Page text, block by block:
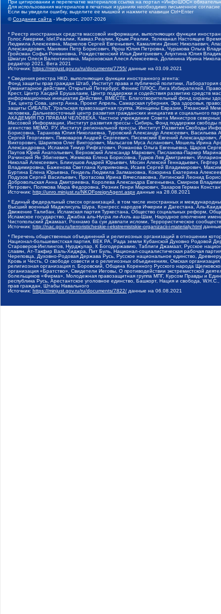
При цитировании и перепечатке материалов ссылка на портал «ИнфоШОС»
Для использования материалов в печатных изданиях необходимо письменное
Если вы увидели ошибку, выделите ее мышкой и нажмите клавиши Ctrl+Enter
©Создание сайта - Инфорос, 2007-2026
* Реестр иностранных средств массовой информации, выполняющих функции
Голос Америки, Idel.Реалии, Кавказ.Реалии, Крым.Реалии, Телеканал Настоящее
Людмила Алексеевна, Маркелов Сергей Евгеньевич, Камалягин Денис Николаевич,
Александрович, Маняхин Петр Борисович, Ярош Юлия Петровна, Чуракова Ольга
Гройсман Софья Романовна, Рождественский Илья Дмитриевич, Апухтина Юлия
Шмагун Олеся Валентиновна, Мароховская Алеся Алексеевна, Долинина Ирина
редактор 2021, Вега 2021
Источник: https://minjust.gov.ru/ru/documents/7755/ данные на 03.09.2021
* Сведения реестра НКО, выполняющих функции иностранного агента:
Фонд защиты прав граждан Штаб, Институт права и публичной политики,
Гуманитарное действие, Открытый Петербург, Феникс ПЛЮС, Лига Избирателей,
Крест, Центр Хасдей Ерушалаим, Центр поддержки и содействия развитию средств
информационных инициатив Действие, ВМЕСТЕ, Благотворительный фонд охраны
Так, центр Сова, центр Анна, Проект Апрель, Самарская губерния, Эра здоровья,
защиты СИБАЛЬТ, Уральская правозащитная группа, Женщины Евразии, Рязанский
человека, Дальневосточный центр развития гражданских инициатив и социального
АКАДЕМИЯ ПО ПРАВАМ ЧЕЛОВЕКА, Частное учреждение Совета Министров северных
Массовой Информации, Институт развития прессы - Сибирь, Фонд поддержки
агентство МЕМО. РУ, Институт региональной прессы, Институт Развития Свободы
Борисовна, Таранова Юлия Николаевна, Туровский Александр Алексеевич,
Сергей Георгиевич, Пивоваров Андрей Сергеевич, Писемский Евгений
Викторович, Шарипков Олег Викторович, Мальсагов Муса Асланович, Мошель Ирина
Александровна, Исламов Тимур Рифгатович, Романова Ольга Евгеньевна, Щаров
Паутов Юрий Анатольевич, Верховский Александр Маркович, Пислакова-Паркер
Рачинский Ян Збигневич, Жемкова Елена Борисовна, Гудков Лев Дмитриевич,
Николай Алексеевич, Блинушов Андрей Юрьевич, Мосин Алексей Геннадьевич,
Владимировна, Баженова Светлана Куприяновна, Исаев Сергей Владимирович,
Буртина Елена Юрьевна, Гендель Людмила Залмановна, Кокорина Екатерина
Подузов Сергей Васильевич, Протасова Ирина Вячеславовна, Литинский Леонид
Добровольская Анна Дмитриевна, Королева Александра Евгеньевна, Смирнов
Петрович, Полякова Мара Федоровна, Резник Генри Маркович, Захаров Герман
Источник: http://unro.minjust.ru/NKOForeignAgent.aspx данные на 28.08.2021
* Единый федеральный список организаций, в том числе иностранных и
Высший военный Маджлисуль Шура, Конгресс народов Ичкерии и Дагестана, Аль-
Движение Талибан, Исламская партия Туркестана, Общество социальных реформ,
Исламское государство, Джабха аль-Нусра ли-Ахль аш-Шам, Народное ополчение
Чистопольский Джамаат, Рохнамо ба суи давлати исломи, Террористическое
Источник: http://nac.gov.ru/terroristicheskie-i-ekstremistskie-organizacii-i-materialy.html
* Перечень общественных объединений и религиозных организаций в отношении
Национал-большевистская партия, ВЕК РА, Рада земли Кубанской Духовно Родовой
Староверов-Инглингов, Нурджулар, К Богодержавию, Таблиги Джамаат, Русское
славян, Ат-Такфир Валь-Хиджра, Пит Буль, Национал-социалистическая рабочая
Череповца, Духовно-Родовая Держава Русь, Русское национальное единство,
Кровь и Честь, О свободе совести и о религиозных объединениях, Омская
религиозная организация п. Боровский, Община Коренного Русского народа
организация «Братство», Свидетели Иеговы, О противодействии экстремистской
болельщиков «Фирма», Молодежная правозащитная группа МПГ, Курсом Правды и
республика Русь, Арестантское уголовное единство, Башкорт, Нация и свобода,
прав граждан, Штабы Навального
Источник: https://minjust.gov.ru/ru/documents/7822/ данные на 06.08.2021